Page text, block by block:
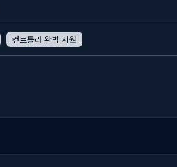
컨트롤러 완벽 지원